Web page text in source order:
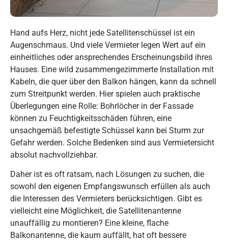
Hand aufs Herz, nicht jede Satellitenschüssel ist ein
Augenschmaus. Und viele Vermieter legen Wert auf ein
einheitliches oder ansprechendes Erscheinungsbild ihres
Hauses. Eine wild zusammengezimmerte Installation mit
Kabeln, die quer über den Balkon hängen, kann da schnell
zum Streitpunkt werden. Hier spielen auch praktische
Überlegungen eine Rolle: Bohrlöcher in der Fassade
können zu Feuchtigkeitsschäden führen, eine
unsachgemäß befestigte Schüssel kann bei Sturm zur
Gefahr werden. Solche Bedenken sind aus Vermietersicht
absolut nachvollziehbar.
Daher ist es oft ratsam, nach Lösungen zu suchen, die
sowohl den eigenen Empfangswunsch erfüllen als auch
die Interessen des Vermieters berücksichtigen. Gibt es
vielleicht eine Möglichkeit, die Satellitenantenne
unauffällig zu montieren? Eine kleine, flache
Balkonantenne, die kaum auffällt, hat oft bessere